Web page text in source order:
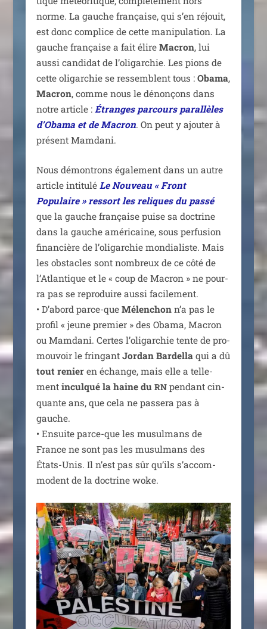
norme. La gauche fran­çaise, qui s’en réjouit,
est donc com­plice de cette mani­pu­la­tion. La
gauche fran­çaise a fait élire Macron, lui
aus­si can­di­dat de l’o­li­gar­chie. Les pions de
cette oli­gar­chie se res­semblent tous : Obama,
Macron, comme nous le dénon­çons dans
notre article : Étranges par­cours paral­lèles
d’Obama et de Macron. On peut y ajou­ter à
pré­sent Mamdani.
Nous démon­trons éga­le­ment dans un autre
article inti­tu­lé Le Nouveau « Front
Populaire » res­sort les reliques du pas­sé
que la gauche fran­çaise puise sa doc­trine
dans la gauche amé­ri­caine, sous per­fu­sion
finan­cière de l’o­li­gar­chie mon­dia­liste. Mais
les obs­tacles sont nom­breux de ce côté de
l’Atlantique et le « coup de Macron » ne pour­
ra pas se repro­duire aus­si faci­le­ment.
• D’abord parce-que Mélenchonn’a pas le
pro­fil « jeune pre­mier » des Obama, Macron
ou Mamdani. Certes l’o­li­gar­chie tente de pro­
mou­voir le frin­gant Jordan Bardellaqui a dû
tout renieren échange, mais elle a tel­le­
ment incul­qué la haine du RNpen­dant cin­
quante ans, que cela ne pas­se­ra pas à
gauche.
• Ensuite parce-que les musul­mans de
France ne sont pas les musul­mans des
États-Unis. Il n’est pas sûr qu’ils s’ac­com­
modent de la doc­trine woke.